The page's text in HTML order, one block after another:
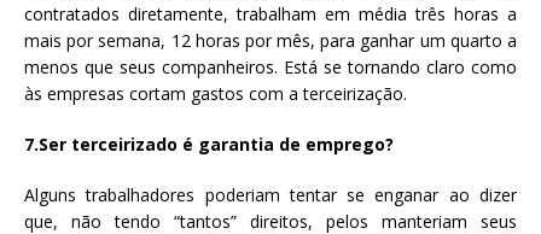
contratados diretamente, trabalham em média três horas a
mais por semana, 12 horas por mês, para ganhar um quarto a
menos que seus companheiros. Está se tornando claro como
às empresas cortam gastos com a terceirização.
7.Ser terceirizado é garantia de emprego?
Alguns trabalhadores poderiam tentar se enganar ao dizer
que, não tendo “tantos” direitos, pelos manteriam seus